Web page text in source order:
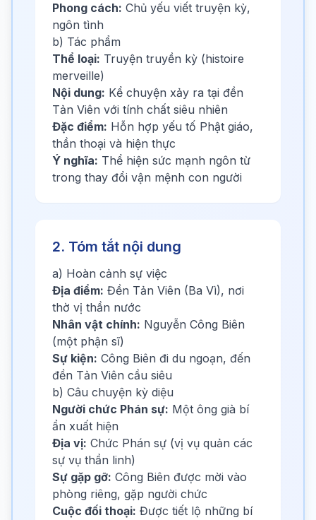
Phong cách: Chủ yếu viết truyện kỳ,
ngôn tình
b) Tác phẩm
Thể loại: Truyện truyền kỳ (histoire
merveille)
Nội dung: Kể chuyện xảy ra tại đền
Tản Viên với tính chất siêu nhiên
Đặc điểm: Hỗn hợp yếu tố Phật giáo,
thần thoại và hiện thực
Ý nghĩa: Thể hiện sức mạnh ngôn từ
trong thay đổi vận mệnh con người
2. Tóm tắt nội dung
a) Hoàn cảnh sự việc
Địa điểm: Đền Tản Viên (Ba Vì), nơi
thờ vị thần nước
Nhân vật chính: Nguyễn Công Biên
(một phận sĩ)
Sự kiện: Công Biên đi du ngoạn, đến
đền Tản Viên cầu siêu
b) Câu chuyện kỳ diệu
Người chức Phán sự: Một ông già bí
ẩn xuất hiện
Địa vị: Chức Phán sự (vị vụ quản các
sự vụ thần linh)
Sự gặp gỡ: Công Biên được mời vào
phòng riêng, gặp người chức
Cuộc đối thoại: Được tiết lộ những bí